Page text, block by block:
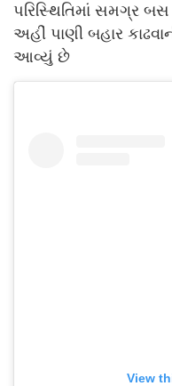
પરિસ્થિતિમાં સમગ્ર
અહીં પાણી બહાર
આવ્યું છે
View